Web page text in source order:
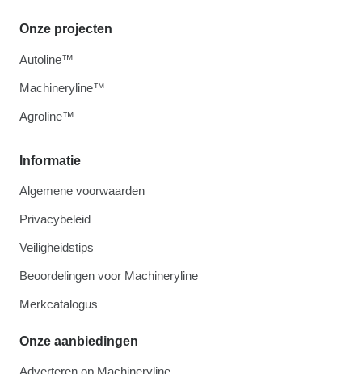
Informatie
Algemene voorwaarden
Privacybeleid
Veiligheidstips
Beoordelingen voor Machineryline
Merkcatalogus
Onze aanbiedingen
Adverteren op Machineryline
Onze projecten
Autoline™
Machineryline™
Agroline™